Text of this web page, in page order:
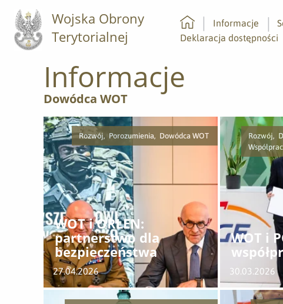
Wojska Obrony
Terytorialnej
Strona główna
Informacje
Deklaracja dostępności
Informacje
Dowódca WOT
Rozwój, Porozumienia, Dowódca WOT
WOT i ORLEN:
partnerstwo dla
bezpieczeństwa
27.04.2026
Rozwój,
WOT i
30.03.2026